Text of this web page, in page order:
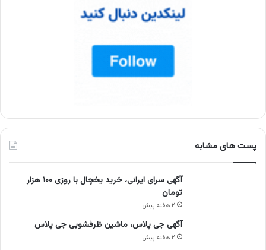
پست های مشابه
آگهی سرای ایرانی، خرید یخچال با روزی ۱۰۰ هزار
تومان
۲ هفته پیش
آگهی جی پلاس، ماشین ظرفشویی جی پلاس
۲ هفته پیش